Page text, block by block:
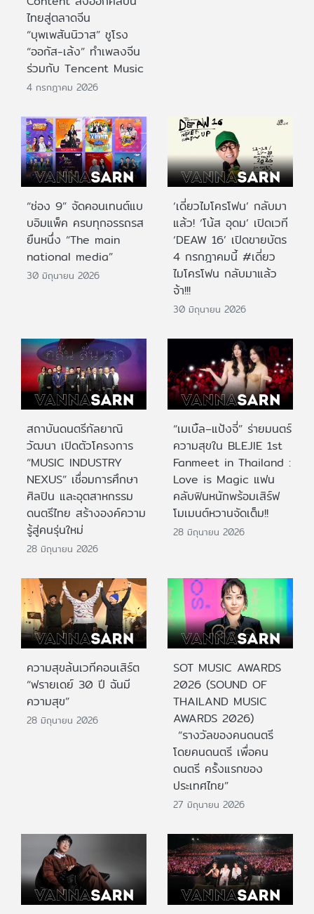
ไทยสู่ตลาดจีน
“บุพเพสันนิวาส” ชูโรง
“ออกัส-เล้ง” ทำเพลงจีน
ร่วมกับ Tencent Music
4 กรกฎาคม 2026
“ช่อง 9” จัดคอนเทนต์แบ
บอิมแพ็ค ครบทุกอรรถรส
ยืนหนึ่ง “The main
national media”
30 มิถุนายน 2026
‘เดี่ยวไมโครโฟน’ กลับมา
แล้ว! ‘โน้ส อุดม’ เปิดเวที
‘DEAW 16’ เปิดขายบัตร
4 กรกฎาคมนี้ #เดี่ยว
ไมโครโฟน กลับมาแล้ว
จ้า!!!
30 มิถุนายน 2026
สถาบันดนตรีกัลยาณิ
วัฒนา เปิดตัวโครงการ
“MUSIC INDUSTRY
NEXUS” เชื่อมการศึกษา
ศิลปิน และอุตสาหกรรม
ดนตรีไทย สร้างองค์ความ
รู้สู่คนรุ่นใหม่
28 มิถุนายน 2026
“เมเบิ้ล–แป้งจี่” ร่ายมนตร์
ความสุขใน BLEJIE 1st
Fanmeet in Thailand :
Love is Magic แฟน
คลับฟินหนักพร้อมเสิร์ฟ
โมเมนต์หวานจัดเต็ม!!
28 มิถุนายน 2026
ความสุขล้นเวทีคอนเสิร์ต
“ฟรายเดย์ 30 ปี ฉันมี
ความสุข”
28 มิถุนายน 2026
SOT MUSIC AWARDS
2026 (SOUND OF
THAILAND MUSIC
AWARDS 2026)
“รางวัลของคนดนตรี
โดยคนดนตรี เพื่อคน
ดนตรี ครั้งแรกของ
ประเทศไทย”
27 มิถุนายน 2026